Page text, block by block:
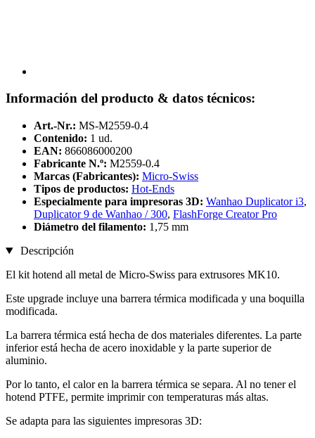
Información del producto & datos técnicos:
Art.-Nr.: MS-M2559-0.4
Contenido: 1 ud.
EAN: 866086000200
Fabricante N.º: M2559-0.4
Marcas (Fabricantes): Micro-Swiss
Tipos de productos: Hot-Ends
Especialmente para impresoras 3D: Wanhao Duplicator i3,
Duplicator 9 de Wanhao / 300, FlashForge Creator Pro
Diámetro del filamento: 1,75 mm
Descripción
El kit hotend all metal de Micro-Swiss para extrusores MK10.
Este upgrade incluye una barrera térmica modificada y una boquilla
modificada.
La barrera térmica está hecha de dos materiales diferentes. La parte
inferior está hecha de acero inoxidable y la parte superior de
aluminio.
Por lo tanto, el calor en la barrera térmica se separa. Al no tener el
hotend PTFE, permite imprimir con temperaturas más altas.
Se adapta para las siguientes impresoras 3D: